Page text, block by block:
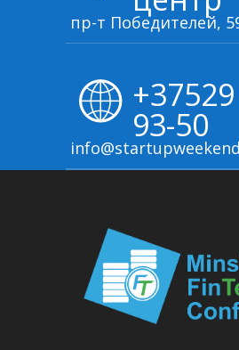
пр-т Победителей,
93-50